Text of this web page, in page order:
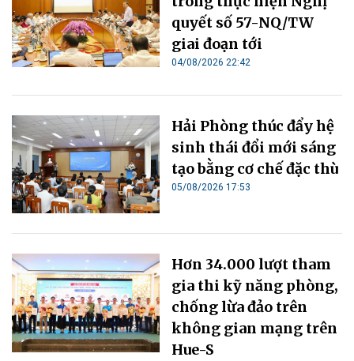
quyết số 57-NQ/TW
giai đoạn tới
04/08/2026 22:42
Hải Phòng thúc đẩy hệ
sinh thái đổi mới sáng
tạo bằng cơ chế đặc thù
05/08/2026 17:53
Hơn 34.000 lượt tham
gia thi kỹ năng phòng,
chống lừa đảo trên
không gian mạng trên
Hue-S